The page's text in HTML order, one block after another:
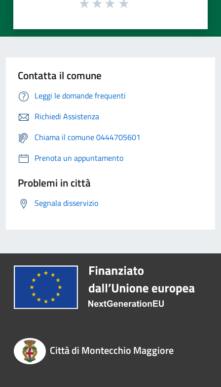
Contatta il comune
Leggi le domande frequenti
Richiedi Assistenza
Chiama il comune 0444705601
Prenota un appuntamento
Problemi in città
Segnala disservizio
Città di Montecchio Maggiore